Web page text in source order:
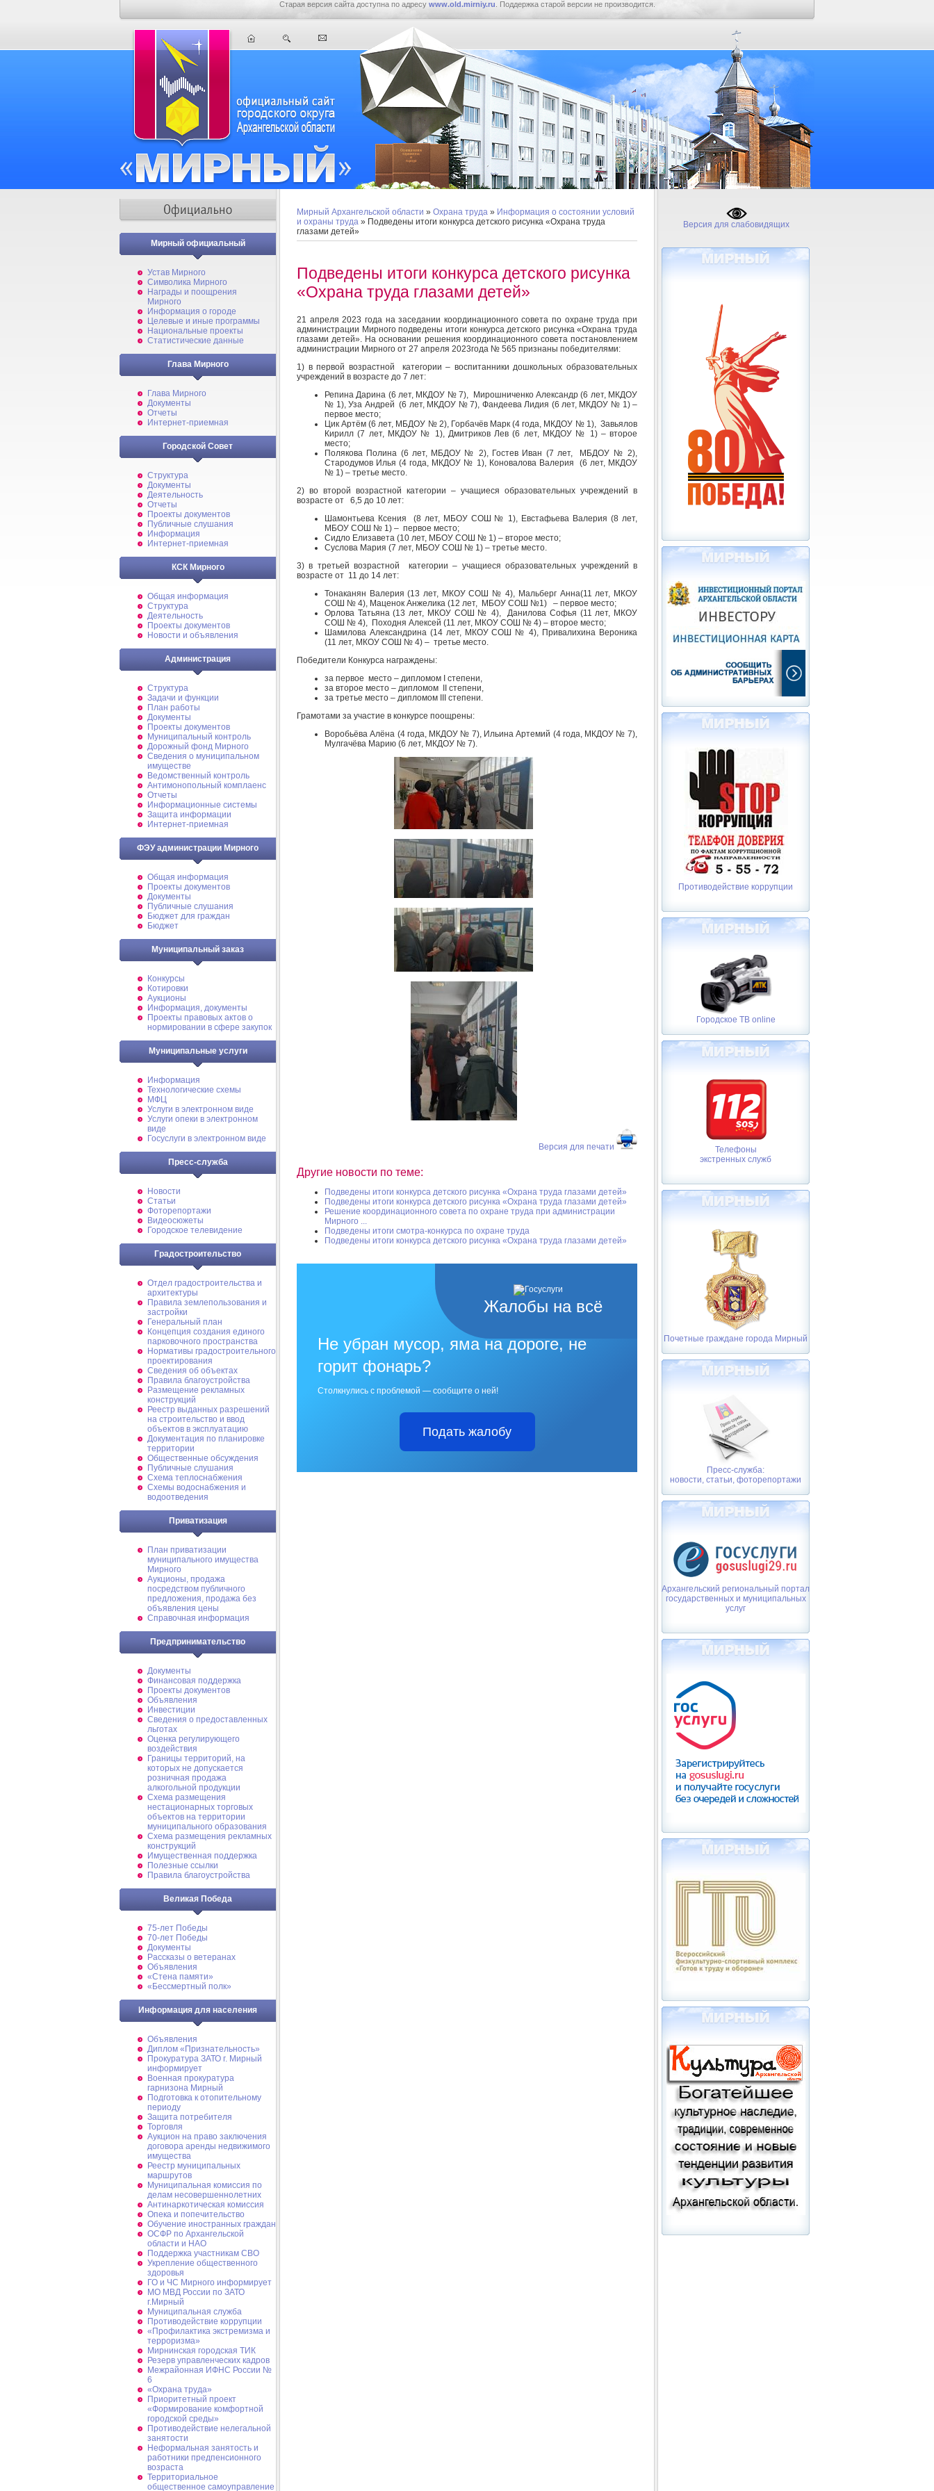
Старая версия сайта доступна по адресу www.old.mirniy.ru . Поддержка старой версии не производится.
Мирный официальный
Устав Мирного
Символика Мирного
Награды и поощрения
Мирного
Информация о городе
Целевые и иные программы
Национальные проекты
Статистические данные
Глава Мирного
Глава Мирного
Документы
Отчеты
Интернет-приемная
Городской Совет
Структура
Документы
Деятельность
Отчеты
Проекты документов
Публичные слушания
Информация
Интернет-приемная
КСК Мирного
Общая информация
Структура
Деятельность
Проекты документов
Новости и объявления
Администрация
Структура
Задачи и функции
План работы
Документы
Проекты документов
Муниципальный контроль
Дорожный фонд Мирного
Cведения о муниципальном
имуществе
Ведомственный контроль
Антимонопольный комплаенс
Отчеты
Информационные системы
Защита информации
Интернет-приемная
ФЭУ администрации Мирного
Общая информация
Проекты документов
Документы
Публичные слушания
Бюджет для граждан
Бюджет
Муниципальный заказ
Конкурсы
Котировки
Аукционы
Информация, документы
Проекты правовых актов о
нормировании в сфере закупок
Муниципальные услуги
Информация
Технологические схемы
МФЦ
Услуги в электронном виде
Услуги опеки в электронном
виде
Госуслуги в электронном виде
Пресс-служба
Новости
Статьи
Фоторепортажи
Видеосюжеты
Городское телевидение
Градостроительство
Отдел градостроительства и
архитектуры
Правила землепользования и
застройки
Генеральный план
Концепция создания единого
парковочного пространства
Нормативы градостроительного
проектирования
Сведения об объектах
Правила благоустройства
Размещение рекламных
конструкций
Реестр выданных разрешений
на строительство и ввод
объектов в эксплуатацию
Документация по планировке
территории
Общественные обсуждения
Публичные слушания
Схема теплоснабжения
Схемы водоснабжения и
водоотведения
Приватизация
План приватизации
муниципального имущества
Мирного
Аукционы, продажа
посредством публичного
предложения, продажа без
объявления цены
Справочная информация
Предпринимательство
Документы
Финансовая поддержка
Проекты документов
Объявления
Инвестиции
Сведения о предоставленных
льготах
Оценка регулирующего
воздействия
Границы территорий, на
которых не допускается
розничная продажа
алкогольной продукции
Схема размещения
нестационарных торговых
объектов на территории
муниципального образования
Схема размещения рекламных
конструкций
Имущественная поддержка
Полезные ссылки
Правила благоустройства
Великая Победа
75-лет Победы
70-лет Победы
Документы
Рассказы о ветеранах
Объявления
«Стена памяти»
«Бессмертный полк»
Информация для населения
Объявления
Диплом «Признательность»
Прокуратура ЗАТО г. Мирный
информирует
Военная прокуратура
гарнизона Мирный
Подготовка к отопительному
периоду
Защита потребителя
Торговля
Аукцион на право заключения
договора аренды недвижимого
имущества
Реестр муниципальных
маршрутов
Муниципальная комиссия по
делам несовершеннолетних
Антинаркотическая комиссия
Опека и попечительство
Обучение иностранных граждан
ОСФР по Архангельской
области и НАО
Поддержка участникам СВО
Укрепление общественного
здоровья
ГО и ЧС Мирного информирует
МО МВД России по ЗАТО
г.Мирный
Муниципальная cлужба
Противодействие коррупции
«Профилактика экстремизма и
терроризма»
Мирнинская городская ТИК
Резерв управленческих кадров
Межрайонная ИФНС России №
6
«Охрана труда»
Приоритетный проект
«Формирование комфортной
городской среды»
Противодействие нелегальной
занятости
Неформальная занятость и
работники предпенсионного
возраста
Территориальное
общественное самоуправление
Мирный Архангельской области » Охрана труда » Информация о состоянии условий
и охраны труда » Подведены итоги конкурса детского рисунка «Охрана труда
глазами детей»
Подведены итоги конкурса детского рисунка
«Охрана труда глазами детей»
21 апреля 2023 года на заседании координационного совета по охране труда при
администрации Мирного подведены итоги конкурса детского рисунка «Охрана труда
глазами детей». На основании решения координационного совета постановлением
администрации Мирного от 27 апреля 2023года № 565 признаны победителями:
1) в первой возрастной категории – воспитанники дошкольных образовательных
учреждений в возрасте до 7 лет:
Репина Дарина (6 лет, МКДОУ № 7), Мирошниченко Александр (6 лет, МКДОУ
№ 1), Уза Андрей (6 лет, МКДОУ № 7), Фандеева Лидия (6 лет, МКДОУ № 1) –
первое место;
Цик Артём (6 лет, МБДОУ № 2), Горбачёв Марк (4 года, МКДОУ № 1), Завьялов
Кирилл (7 лет, МКДОУ № 1), Дмитриков Лев (6 лет, МКДОУ № 1) – второе
место;
Полякова Полина (6 лет, МБДОУ № 2), Гостев Иван (7 лет, МБДОУ № 2),
Стародумов Илья (4 года, МКДОУ № 1), Коновалова Валерия (6 лет, МКДОУ
№ 1) – третье место.
2) во второй возрастной категории – учащиеся образовательных учреждений в
возрасте от 6,5 до 10 лет:
Шамонтьева Ксения (8 лет, МБОУ СОШ № 1), Евстафьева Валерия (8 лет,
МБОУ СОШ № 1) – первое место;
Сидло Елизавета (10 лет, МБОУ СОШ № 1) – второе место;
Суслова Мария (7 лет, МБОУ СОШ № 1) – третье место.
3) в третьей возрастной категории – учащиеся образовательных учреждений в
возрасте от 11 до 14 лет:
Тонаканян Валерия (13 лет, МКОУ СОШ № 4), Мальберг Анна(11 лет, МКОУ
СОШ № 4), Маценок Анжелика (12 лет, МБОУ СОШ №1) – первое место;
Орлова Татьяна (13 лет, МКОУ СОШ № 4), Данилова Софья (11 лет, МКОУ
СОШ № 4), Походня Алексей (11 лет, МКОУ СОШ № 4) – второе место;
Шамилова Александрина (14 лет, МКОУ СОШ № 4), Привалихина Вероника
(11 лет, МКОУ СОШ № 4) – третье место.
Победители Конкурса награждены:
за первое место – дипломом I степени,
за второе место – дипломом II степени,
за третье место – дипломом III степени.
Грамотами за участие в конкурсе поощрены:
Воробьёва Алёна (4 года, МКДОУ № 7), Ильина Артемий (4 года, МКДОУ № 7),
Мулгачёва Марию (6 лет, МКДОУ № 7).
Версия для печати
Другие новости по теме:
Подведены итоги конкурса детского рисунка «Охрана труда глазами детей»
Подведены итоги конкурса детского рисунка «Охрана труда глазами детей»
Решение координационного совета по охране труда при администрации
Мирного ...
Подведены итоги смотра-конкурса по охране труда
Подведены итоги конкурса детского рисунка «Охрана труда глазами детей»
Жалобы на всё
Не убран мусор, яма на дороге, не
горит фонарь?
Столкнулись с проблемой — сообщите о ней!
Подать жалобу
Версия для слабовидящих
Противодействие коррупции
Городское ТВ online
Телефоны
экстренных служб
Почетные граждане города Мирный
Пресс-служба:
новости, статьи, фоторепортажи
Архангельский региональный портал
государственных и муниципальных
услуг